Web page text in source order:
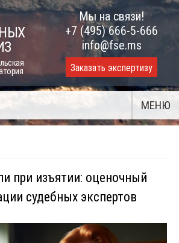
Мы на связи!
+7 (495) 666-5-666
info@fse.ms
Заказать экспертизу
МЕНЮ
при изъятии: оценочный
судебных экспертов